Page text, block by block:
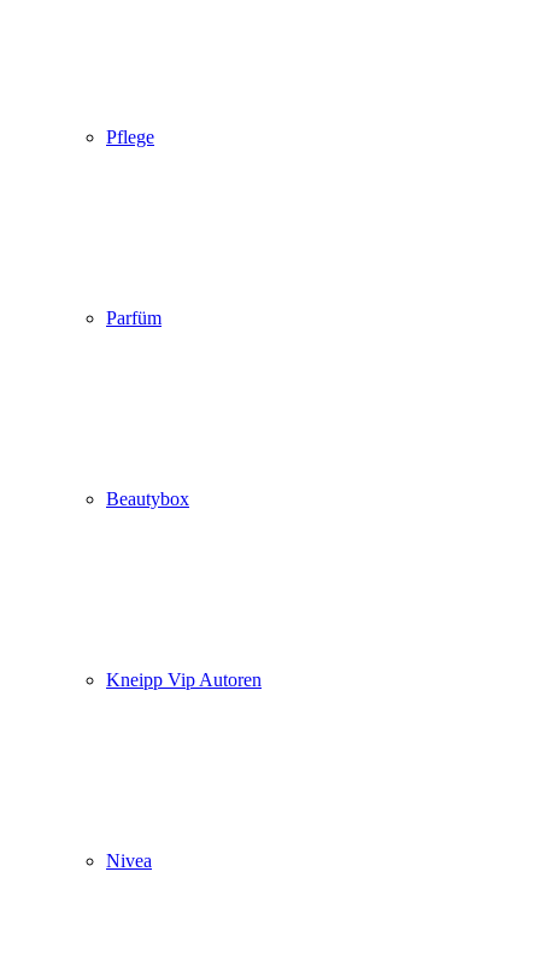
Pflege
Parfüm
Beautybox
Kneipp Vip Autoren
Nivea